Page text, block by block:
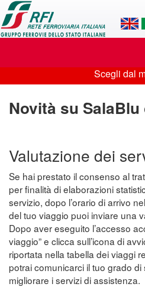
Applicazione
SalaBlu
Online
di
Rete
Ferroviaria
Scegli
dal
menu
Scegli dal
Novità su
Valutazione dei
Se hai prestato il consenso al
per finalità di elaborazioni
servizio, dopo l’orario di arrivo
del tuo viaggio puoi inviare una
Dopo aver eseguito l’accesso
viaggio” e clicca sull’icona di
riportata nella tabella dei viaggi
potrai comunicarci il tuo grado
migliorare i servizi di assistenza.